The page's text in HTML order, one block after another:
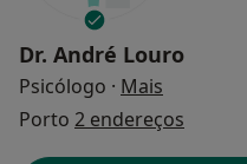
Dr. André Louro
Psicólogo · Mais
Porto 2 endereços